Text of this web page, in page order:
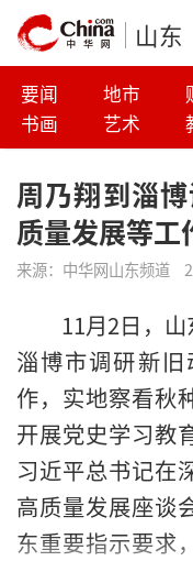
山东
要闻 地市
书画
艺术
周乃翔到淄
质量发展等工
来源： 中华网山东频道
11月2日，
淄博市调研新
作，实地察看秋
开展党史学习教
习近平总书记在
高质量发展座谈
东重要指示要求